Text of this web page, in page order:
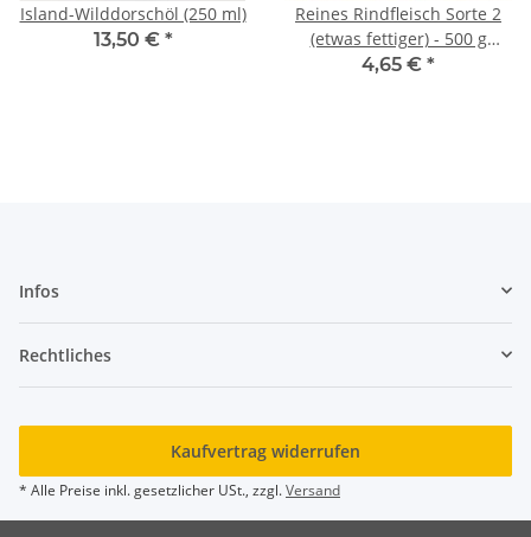
Island-Wilddorschöl (250 ml)
13,50 € *
Reines Rindfleisch Sorte 2
(etwas fettiger) - 500 g
(Metzgermeister)
4,65 € *
Infos
Rechtliches
Kaufvertrag widerrufen
* Alle Preise inkl. gesetzlicher USt., zzgl.Versand